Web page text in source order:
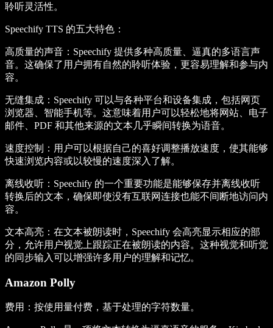
聆听灵活性。
Speechify TTS 的五大特色 ：
高质量的声音 ：Speechify 提供多种高质量、逼真的多语言声
音。这确保了用户拥有自然的聆听体验，更容易理解和参与内
容。
无缝集成 ：Speechify 可以与各种平台和设备集成，包括网页
浏览器、智能手机等。这意味着用户可以轻松地将网站、电子
邮件、PDF 和其他来源的文本几乎瞬间转换为语音。
速度控制
：用户可以根据自己的喜好调整播放速度，使其能够
快速浏览内容或以较慢的速度深入了解。
离线收听 ：Speechify 的一个重要功能是能够保存并离线收听
转换后的文本，确保即使没有互联网连接也能不间断地访问内
容。
文本高亮 ：在文本被朗读时，Speechify 会高亮显示相应的部
分，允许用户视觉上跟踪正在被朗读的内容。这种视觉和听觉
的同步输入可以增强许多用户的理解和记忆。
Amazon Polly
费用 ：按使用量付费，基于处理的字符数量。